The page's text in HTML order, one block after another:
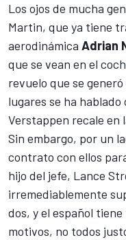
Los ojos de mucha
Martin, que ya tiene
aerodinámica Adrian
que se vean en el
revuelo que se generó
lugares se ha
Verstappen recale en
Sin embargo, por un
contrato con ellos
hijo del jefe, Lance
irremediablemente
dos, y el español
motivos, no todos